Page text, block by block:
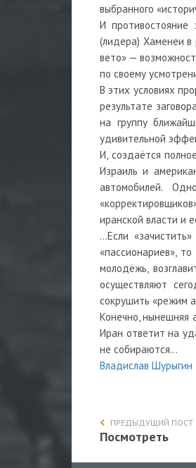
выбранного
И противостояние
(лидера) Хаменеи в
вето» —
по своему
В этих условиях
результате
на группу
удивительной
И, создаётся
Израиль и
автомобилей.
иранской власти и
…Если
«пассионариев»,
молодёжь,
осуществляют
сокрушить «режим
Конечно, нынешняя
Иран ответит на
не собираются…
Владислав Шурыгин
ПРЕДЫДУЩИЙ ПОСТ
Посмотреть